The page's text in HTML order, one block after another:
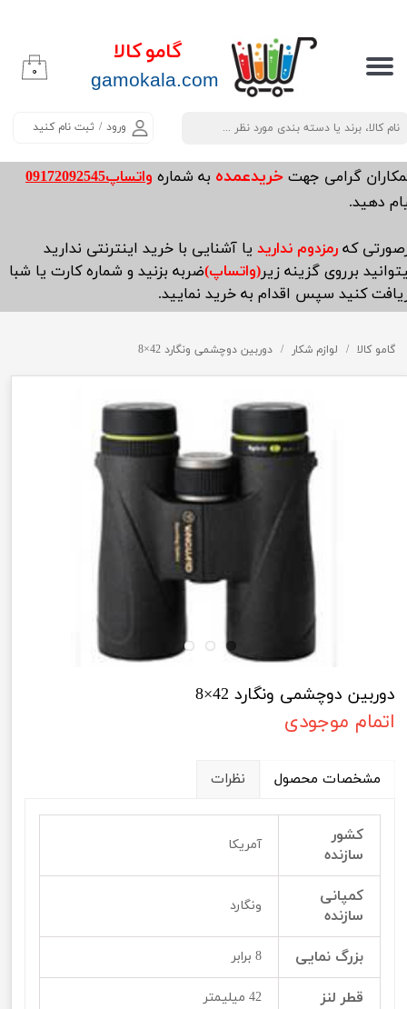
گامو کالا
​​​​​​gamokala.com
ورود / ثبت نام کنید
حساب کاربری من
تغییر گذر واژه
سفارشات
خروج از حساب کاربری
۰
گرامی جهت خریدعمده به شماره واتساپ09172092545
دهید.
که رمزدوم ندارید یا آشنایی با خرید اینترنتی ندارید
برروی گزینه زیر(واتساپ)ضربه بزنید و شماره کارت یا شبا
کنید سپس اقدام به خرید نمایید.
گامو کالا لوازم شکار دوربین دوچشمی ونگارد 42×8
دوربین دوچشمی ونگارد 42×8
اتمام موجودی
مشخصات محصول نظرات
کشور
سازنده
آمریکا
کمپانی
سازنده
ونگارد
بزرگ نمایی 8 برابر
قطر لنز 42 میلیمتر